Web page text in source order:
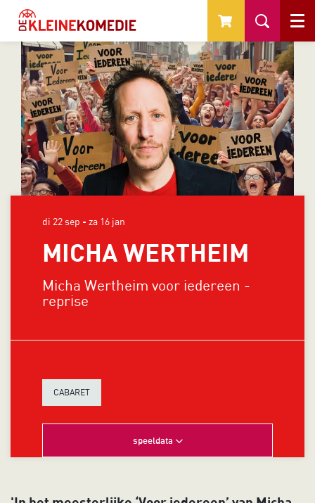
Menu
MICHA WERTHEIM
Micha Wertheim voor iedereen -
reprise
di 22 sep - za 16 jan
CABARET
speeldata